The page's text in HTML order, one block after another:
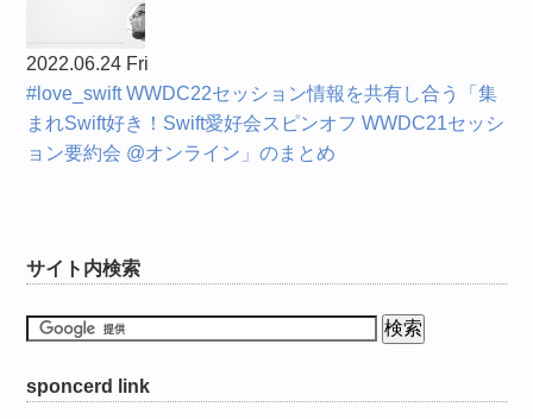
2022.06.24 Fri
#love_swift WWDC22セッション情報を共有し合う「集
まれSwift好き！Swift愛好会スピンオフ WWDC21セッシ
ョン要約会 @オンライン」のまとめ
サイト内検索
sponcerd link